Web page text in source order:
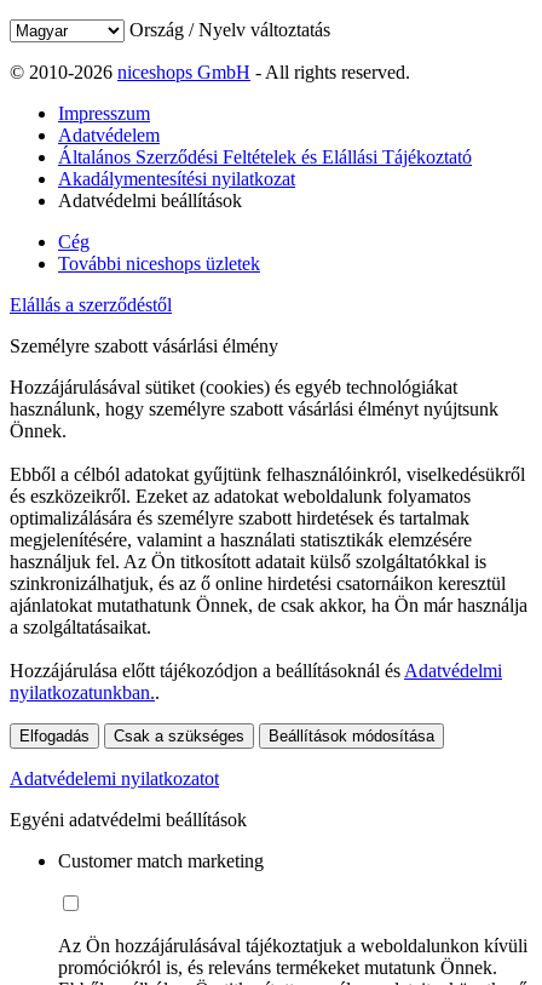
Ország / Nyelv változtatás
© 2010-2026 niceshops GmbH - All rights reserved.
Impresszum
Adatvédelem
Általános Szerződési Feltételek és Elállási Tájékoztató
Akadálymentesítési nyilatkozat
Adatvédelmi beállítások
Cég
További niceshops üzletek
Elállás a szerződéstől
Személyre szabott vásárlási élmény
Hozzájárulásával sütiket (cookies) és egyéb technológiákat
használunk, hogy személyre szabott vásárlási élményt nyújtsunk
Önnek.
Ebből a célból adatokat gyűjtünk felhasználóinkról, viselkedésükről
és eszközeikről. Ezeket az adatokat weboldalunk folyamatos
optimalizálására és személyre szabott hirdetések és tartalmak
megjelenítésére, valamint a használati statisztikák elemzésére
használjuk fel. Az Ön titkosított adatait külső szolgáltatókkal is
szinkronizálhatjuk, és az ő online hirdetési csatornáikon keresztül
ajánlatokat mutathatunk Önnek, de csak akkor, ha Ön már használja
a szolgáltatásaikat.
Hozzájárulása előtt tájékozódjon a beállításoknál és Adatvédelmi
nyilatkozatunkban..
Elfogadás Csak a szükséges Beállítások módosítása
Adatvédelemi nyilatkozatot
Egyéni adatvédelmi beállítások
Customer match marketing
Az Ön hozzájárulásával tájékoztatjuk a weboldalunkon kívüli
promóciókról is, és releváns termékeket mutatunk Önnek.